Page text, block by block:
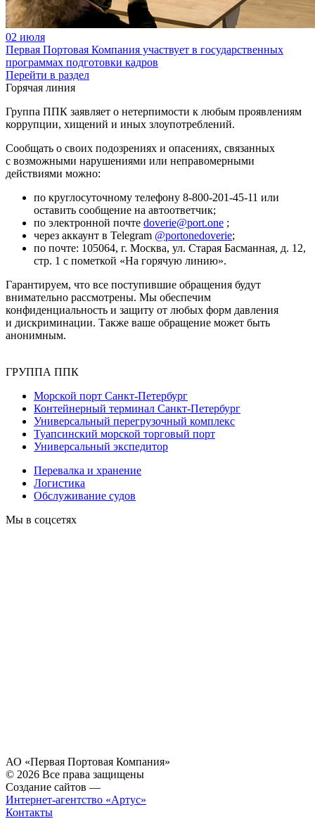
02 июля
Первая Портовая Компания участвует в государственных
программах подготовки кадров
Перейти в раздел
Горячая линия
Группа ППК заявляет о нетерпимости к любым проявлениям
коррупции, хищений и иных злоупотреблений.
Сообщать о своих подозрениях и опасениях, связанных
с возможными нарушениями или неправомерными
действиями можно:
по круглосуточному телефону 8-800-201-45-11 или
оставить сообщение на автоответчик;
по электронной почте doverie@port.one ;
через аккаунт в Telegram @portonedoverie;
по почте: 105064, г. Москва, ул. Старая Басманная, д. 12,
стр. 1 с пометкой «На горячую линию».
Гарантируем, что все поступившие обращения будут
внимательно рассмотрены. Мы обеспечим
конфиденциальность и защиту от любых форм давления
и дискриминации. Также ваше обращение может быть
анонимным.
ГРУППА ППК
Морской порт Санкт-Петербург
Контейнерный терминал Санкт-Петербург
Универсальный перегрузочный комплекс
Туапсинский морской торговый порт
Универсальный экспедитор
Перевалка и хранение
Логистика
Обслуживание судов
Мы в соцсетях
АО «Первая Портовая Компания»
© 2026 Все права защищены
Создание сайтов —
Интернет-агентство «Артус»
Контакты